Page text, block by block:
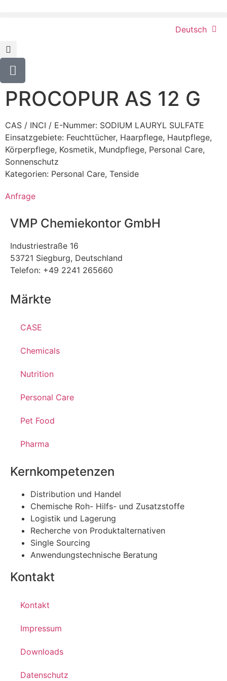
Deutsch
PROCOPUR AS 12 G
CAS / INCI / E-Nummer: SODIUM LAURYL SULFATE
Einsatzgebiete: Feuchttücher, Haarpflege, Hautpflege,
Körperpflege, Kosmetik, Mundpflege, Personal Care,
Sonnenschutz
Kategorien: Personal Care, Tenside
Anfrage
VMP Chemiekontor GmbH
Industriestraße 16
53721 Siegburg, Deutschland
Telefon: +49 2241 265660
Märkte
CASE
Chemicals
Nutrition
Personal Care
Pet Food
Pharma
Kernkompetenzen
Distribution und Handel
Chemische Roh- Hilfs- und Zusatzstoffe
Logistik und Lagerung
Recherche von Produktalternativen
Single Sourcing
Anwendungstechnische Beratung
Kontakt
Kontakt
Impressum
Downloads
Datenschutz